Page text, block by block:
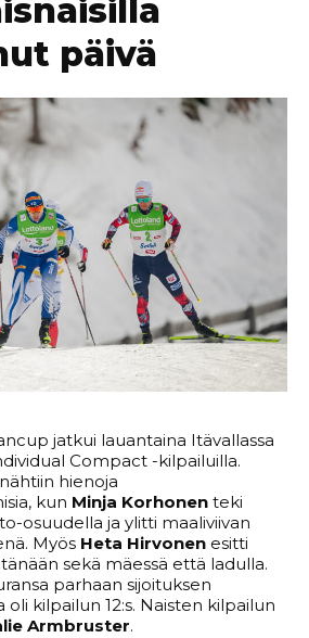
päivä
jatkui lauantaina Itävallassa
Compact -kilpailuilla.
hienoja
kun Minja Korhonen teki
osuudella ja ylitti maaliviivan
Myös Heta Hirvonen esitti
sekä mäessä että ladulla.
parhaan sijoituksen
oli kilpailun 12:s. Naisten kilpailun
Armbruster.